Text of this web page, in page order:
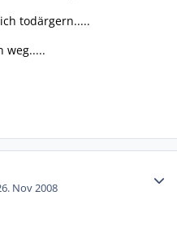
todärgern.....
weg.....
Nov 2008